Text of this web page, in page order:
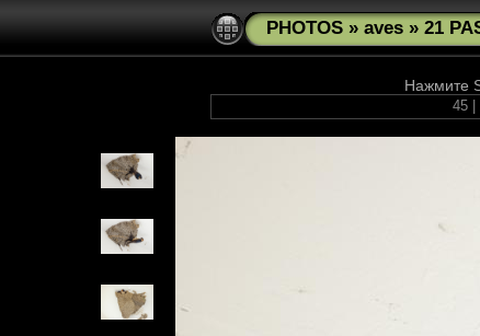
PHOTOS » aves » 21
Нажмите
45 |